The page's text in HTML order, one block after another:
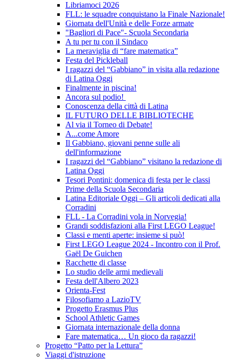
Libriamoci 2026
FLL: le squadre conquistano la Finale Nazionale!
Giornata dell'Unità e delle Forze armate
"Bagliori di Pace"- Scuola Secondaria
A tu per tu con il Sindaco
La meraviglia di “fare matematica”
Festa del Pickleball
I ragazzi del “Gabbiano” in visita alla redazione
di Latina Oggi
Finalmente in piscina!
Ancora sul podio!
Conoscenza della città di Latina
IL FUTURO DELLE BIBLIOTECHE
Al via il Torneo di Debate!
A...come Amore
Il Gabbiano, giovani penne sulle ali
dell'informazione
I ragazzi del “Gabbiano” visitano la redazione di
Latina Oggi
Tesori Pontini: domenica di festa per le classi
Prime della Scuola Secondaria
Latina Editoriale Oggi – Gli articoli dedicati alla
Corradini
FLL - La Corradini vola in Norvegia!
Grandi soddisfazioni alla First LEGO League!
Classi e menti aperte: insieme si può!
First LEGO League 2024 - Incontro con il Prof.
Gaël De Guichen
Racchette di classe
Lo studio delle armi medievali
Festa dell'Albero 2023
Orienta-Fest
Filosofiamo a LazioTV
Progetto Erasmus Plus
School Athletic Games
Giornata internazionale della donna
Fare matematica… Un gioco da ragazzi!
Progetto “Patto per la Lettura”
Viaggi d'istruzione